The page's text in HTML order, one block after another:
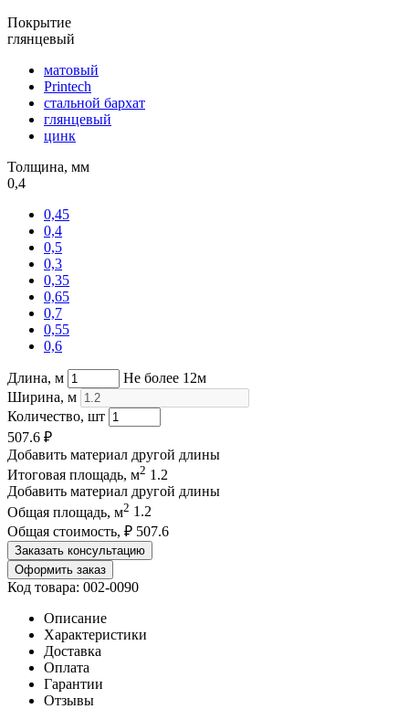
Покрытие
глянцевый
матовый
Printech
стальной бархат
глянцевый
цинк
Толщина, мм
0,4
0,45
0,4
0,5
0,3
0,35
0,65
0,7
0,55
0,6
Длина, м
Не более 12м
Ширина, м
Количество, шт
507.6 ₽
Добавить материал другой длины
Итоговая площадь, м2 1.2
Добавить материал другой длины
Общая площадь, м2 1.2
Общая стоимость, ₽ 507.6
Заказать консультацию
Оформить заказ
Код товара: 002-0090
Описание
Характеристики
Доставка
Оплата
Гарантии
Отзывы